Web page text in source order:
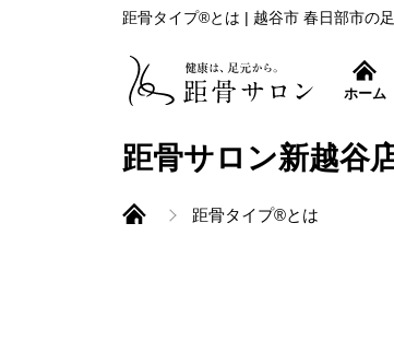
ホーム
症状別コース
距骨タイプ®とは | 越谷市 春日部市の
距骨サロン新越谷
距骨タイプ®とは